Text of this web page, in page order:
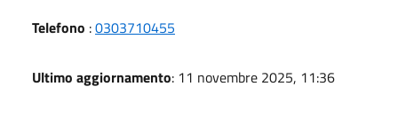
Telefono :0303710455
Ultimo aggiornamento: 11 novembre 2025, 11:36